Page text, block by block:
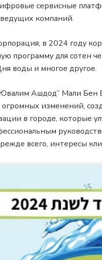
сервисные
компаний.
в 2024 году
программу для сотен
воды и многое другое.
Ашдод” Мали Бен
изменений,
в городе, которые
всего, интересы